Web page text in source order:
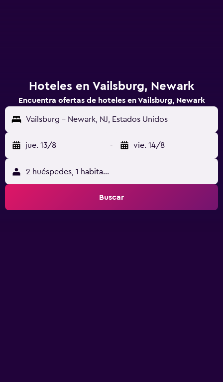
Hoteles en Vailsburg, Newark
Encuentra ofertas de hoteles en Vailsburg, Newark
Vailsburg - Newark, NJ, Estados Unidos
jue. 13/8 - vie. 14/8
2 huéspedes, 1 habitación
Buscar